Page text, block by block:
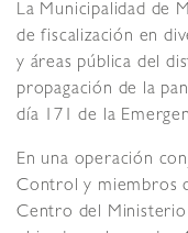
La Municipalidad de
de fiscalización en
y áreas pública del
propagación de la
día 171 de la
En una operación
Control y miembros
Centro del Ministerio